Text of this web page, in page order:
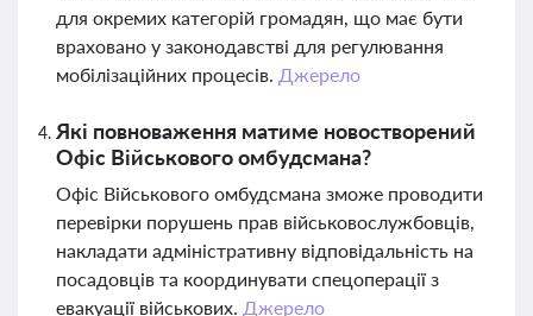
для окремих категорій громадян, що має бути
враховано у законодавстві для регулювання
мобілізаційних процесів. Джерело
Які повноваження матиме новостворений
Офіс Військового омбудсмана?
Офіс Військового омбудсмана зможе проводити
перевірки порушень прав військовослужбовців,
накладати адміністративну відповідальність на
посадовців та координувати спецоперації з
евакуації військових. Джерело